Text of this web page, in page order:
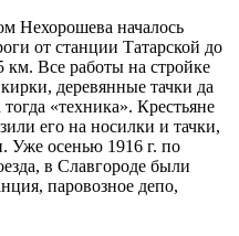
Нехорошева началось
от станции Татарской до
км. Все работы на стройке
деревянные тачки да
«техника». Крестьяне
его на носилки и тачки,
Уже осенью 1916 г. по
в Славгороде были
паровозное депо,